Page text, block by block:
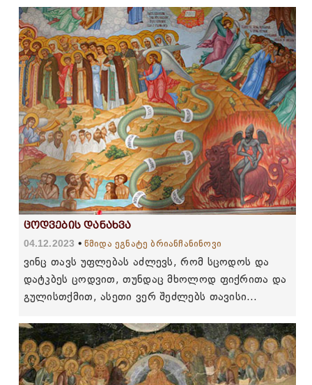
ცოდვების დანახვა
04.12.2023 წმიდა ეგნატე ბრიანჩანინოვი
ვინც თავს უფლებას აძლევს, რომ სცოდოს და
დატკბეს ცოდვით, თუნდაც მხოლოდ ფიქრითა და
გულისთქმით, ასეთი ვერ შეძლებს თავისი